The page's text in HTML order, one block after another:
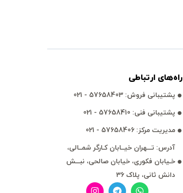
راه‌های ارتباطی
پشتيبانی فروش: 57658403 - 021
پشتيبانی فنی: 57658410 - 021
مديريت مركز: 57658406 - 021
آدرس: تـــهران خيــابان كـارگر شمــالی،
خـيابان فكوری، خيابان صالحی، نبـــش
دانش ثانی، پلاک 36